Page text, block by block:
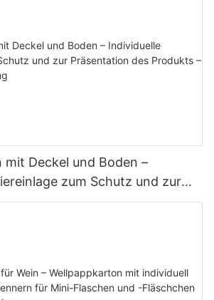
Deckel und Boden –
zum Schutz und zur
Produkts – Packshion